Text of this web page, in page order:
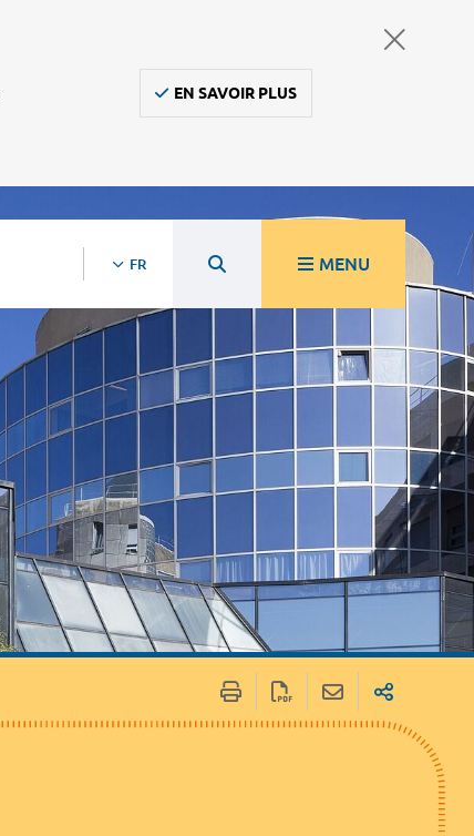
EN SAVOIR PLUS
FR MENU